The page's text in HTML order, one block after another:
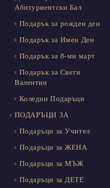
Абитуриентски Бал
Подарък за рожден ден
Подарък за Имен Ден
Подарък за 8-ми март
Подарък за Свети
Валентин
Коледни Подаръци
ПОДАРЪЦИ ЗА
Подаръци за Учител
Подаръци за ЖЕНА
Подаръци за МЪЖ
Подаръци за ДЕТЕ